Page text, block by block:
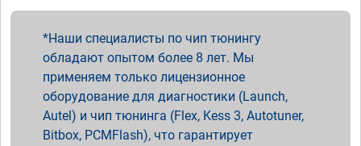
Наши специалисты по чип тюнингу
обладают опытом более 8 лет. Мы
применяем только лицензионное
оборудование для диагностики (Launch,
Autel) и чип тюнинга (Flex, Kess 3, Autotuner,
Bitbox, PCMFlash), что гарантирует